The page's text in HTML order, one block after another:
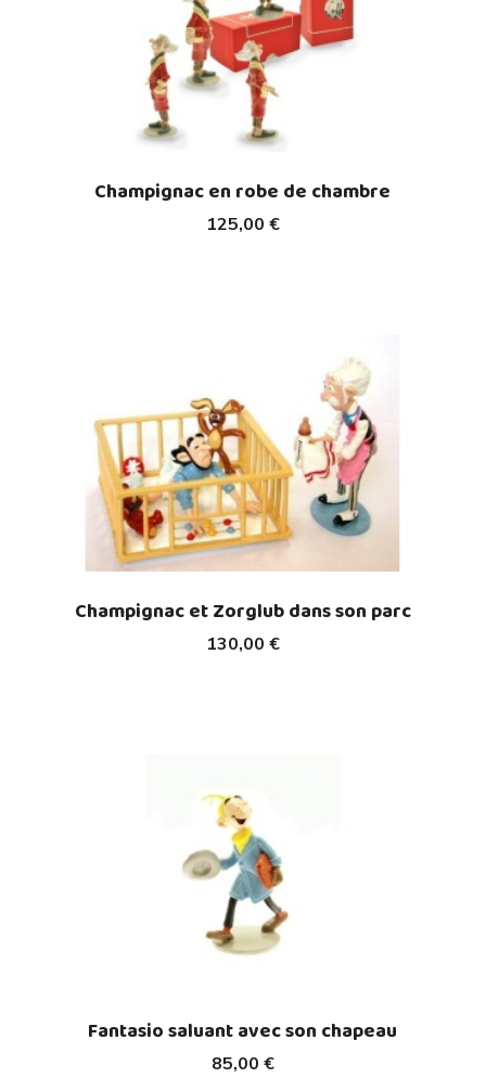
125,00 €
Champignac en robe de chambre
130,00 €
Champignac et Zorglub dans son parc
85,00 €
Fantasio saluant avec son chapeau